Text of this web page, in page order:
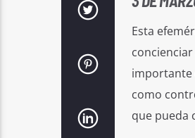
Esta
importante
como
que pueda